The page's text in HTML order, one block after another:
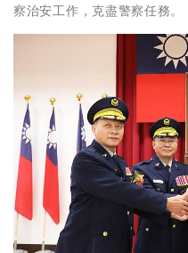
察治安工作，克盡警察任務。